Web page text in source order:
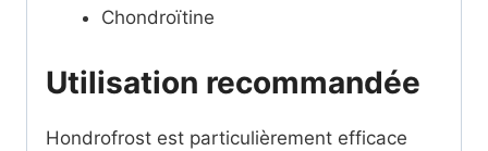
Chondroïtine
Utilisation recommandée
Hondrofrost est particulièrement efficace